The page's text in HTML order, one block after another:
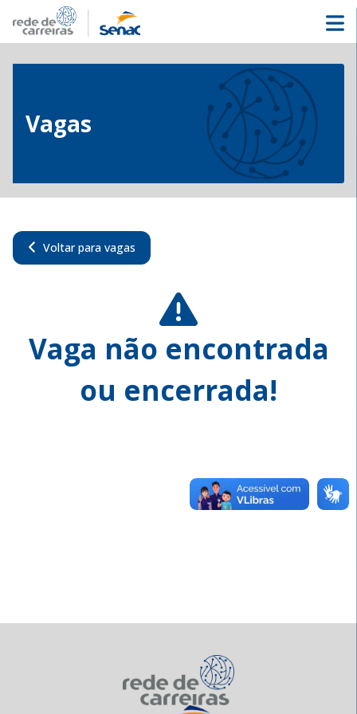
Vagas
Voltar para vagas
Vaga não encontrada
ou encerrada!